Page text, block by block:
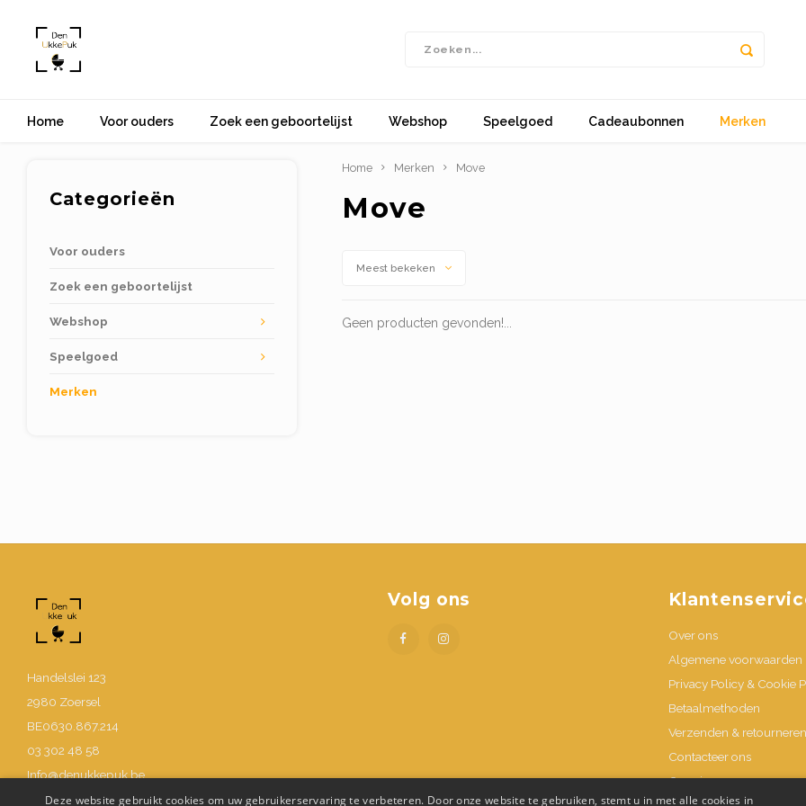
Home Voor ouders Zoek een geboortelijst Webshop Speelgoed Cadeaubonnen Merken
Categorieën
Voor ouders
Zoek een geboortelijst
Webshop
Speelgoed
Merken
Home Merken Move
Move
Meest bekeken
Geen producten gevonden!...
Handelslei 123
2980 Zoersel
BE0630.867.214
03 302 48 58
Info@denukkepuk.be
Volg ons
Over ons
Algemene voorwaarden
Privacy Policy & Cookie
Betaalmethoden
Verzenden &
Contacteer ons
Openingsuren
Deze website gebruikt cookies om uw gebruikerservaring te verbeteren. Door onze website te gebruiken, stemt u in met alle cookies in